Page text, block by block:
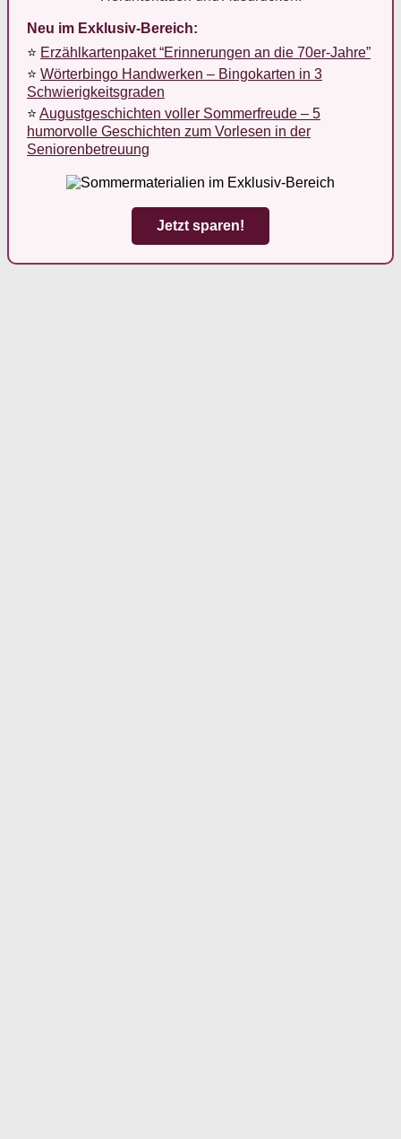
Neu im Exklusiv-Bereich:
⭐ Erzählkartenpaket “Erinnerungen an die 70er-Jahre”
⭐ Wörterbingo Handwerken – Bingokarten in 3
Schwierigkeitsgraden
⭐ Augustgeschichten voller Sommerfreude – 5
humorvolle Geschichten zum Vorlesen in der
Seniorenbetreuung
Jetzt sparen!